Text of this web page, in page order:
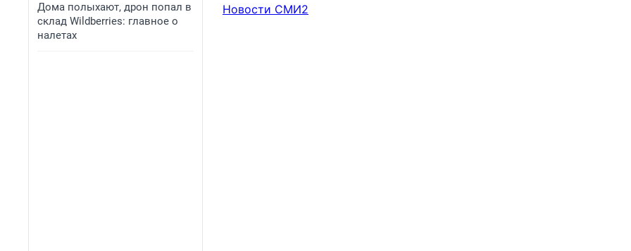
Дома полыхают, дрон попал в
склад Wildberries: главное о
налетах
Новости СМИ2